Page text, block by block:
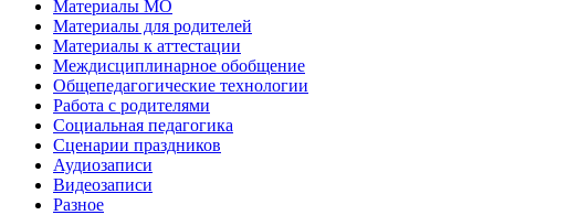
Материалы МО
Материалы для родителей
Материалы к аттестации
Междисциплинарное обобщение
Общепедагогические технологии
Работа с родителями
Социальная педагогика
Сценарии праздников
Аудиозаписи
Видеозаписи
Разное